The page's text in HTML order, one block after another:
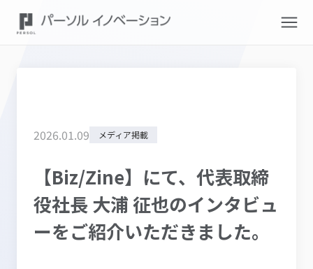
2026.01.09 メディア掲載
【Biz/Zine】にて、代表取締
役社長 大浦 征也のインタビュ
ーをご紹介いただきました。